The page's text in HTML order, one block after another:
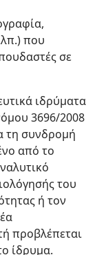
που
σε
ιδρύματα
3696/2008
τη συνδρομή
από το
του
ή τον
προβλέπεται
ίδρυμα.